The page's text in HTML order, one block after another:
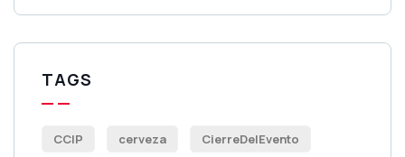
TAGS
CCIP cerveza CierreDelEvento